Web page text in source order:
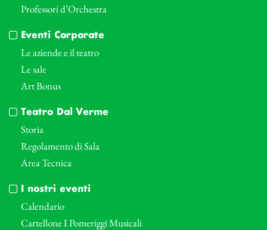
Professori d’Orchestra
Eventi Corporate
Le aziende e il teatro
Le sale
Art Bonus
Teatro Dal Verme
Storia
Regolamento di Sala
Area Tecnica
I nostri eventi
Calendario
Cartellone I Pomeriggi Musicali